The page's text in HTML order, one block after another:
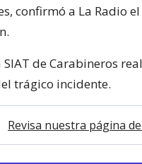
confirmó a La Radio
de Carabineros
trágico incidente.
Revisa nuestra página